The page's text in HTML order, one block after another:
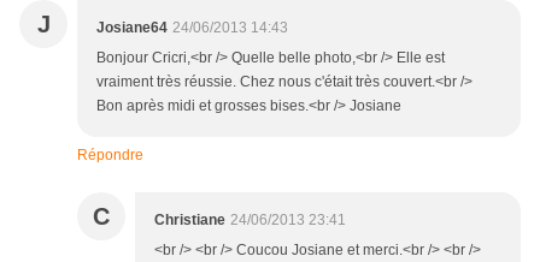
J Josiane64 24/06/2013 14:43
Bonjour Cricri,<br /> Quelle belle photo,<br /> Elle est
vraiment très réussie. Chez nous c'était très couvert.<br />
Bon après midi et grosses bises.<br /> Josiane
Répondre
C Christiane 24/06/2013 23:41
<br /> <br /> Coucou Josiane et merci.<br /> <br />